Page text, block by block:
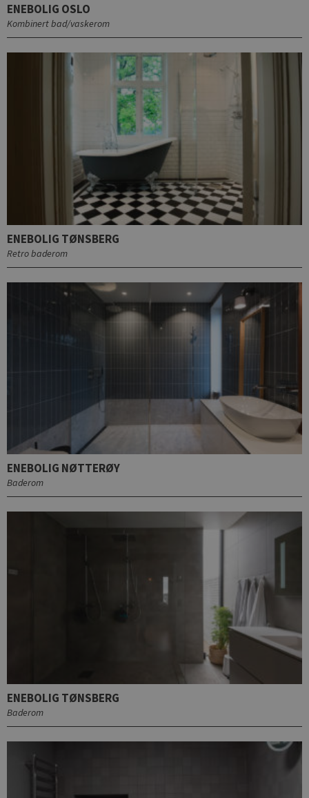
ENEBOLIG OSLO
Kombinert bad/vaskerom
ENEBOLIG TØNSBERG
Retro baderom
ENEBOLIG NØTTERØY
Baderom
ENEBOLIG TØNSBERG
Baderom